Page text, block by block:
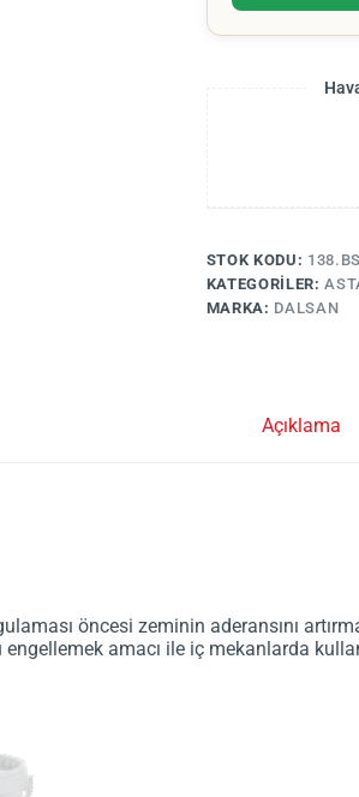
STOK KODU:
KATEGORILER:
MARKA: DALSAN
Açıklama
öncesi zeminin aderansını
engellemek amacı ile iç mekanlarda